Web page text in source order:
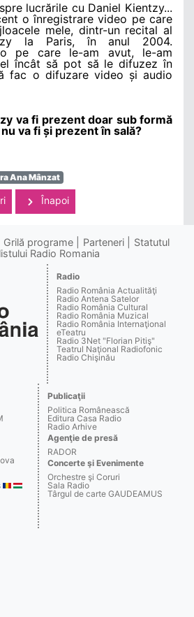
lucrările cu Daniel Kientzy...
o înregistrare video pe care
mele, dintr-un recital al
la Paris, în anul 2004.
pe care le-am avut, le-am
încât să pot să le difuzez în
fac o difuzare video și audio
va fi prezent doar sub formă
va fi și prezent în sală?
Ana Mânzat
Înapoi
Grilă programe Parteneri
Statutul
Radio Romania
Radio
Radio România Actualităţi
Radio Antena Satelor
Radio România Cultural
Radio România Muzical
Radio România Internaţional
eTeatru
Radio 3Net "Florian Pitiş"
Teatrul Naţional Radiofonic
Radio Chişinău
Publicaţii
Politica Românească
Editura Casa Radio
Radio Arhive
Agenţie de presă
RADOR
Concerte şi Evenimente
Orchestre şi Coruri
Sala Radio
Târgul de carte GAUDEAMUS